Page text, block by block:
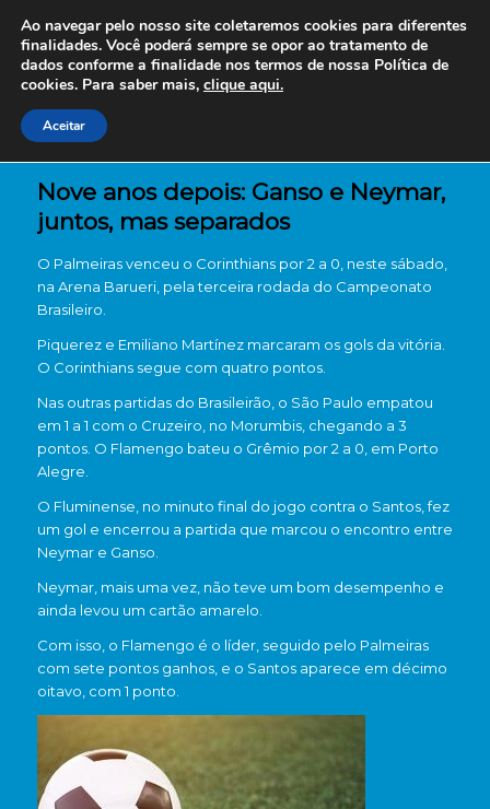
Nove anos depois: Ganso e Neymar,
juntos, mas separados
O Palmeiras venceu o Corinthians por 2 a 0, neste sábado,
na Arena Barueri, pela terceira rodada do Campeonato
Brasileiro.
Piquerez e Emiliano Martínez marcaram os gols da vitória.
O Corinthians segue com quatro pontos.
Nas outras partidas do Brasileirão, o São Paulo empatou
em 1 a 1 com o Cruzeiro, no Morumbis, chegando a 3
pontos. O Flamengo bateu o Grêmio por 2 a 0, em Porto
Alegre.
O Fluminense, no minuto final do jogo contra o Santos, fez
um gol e encerrou a partida que marcou o encontro entre
Neymar e Ganso.
Neymar, mais uma vez, não teve um bom desempenho e
ainda levou um cartão amarelo.
Com isso, o Flamengo é o líder, seguido pelo Palmeiras
com sete pontos ganhos, e o Santos aparece em décimo
oitavo, com 1 ponto.
Ao navegar pelo nosso site coletaremos cookies para diferentes
finalidades. Você poderá sempre se opor ao tratamento de
dados conforme a finalidade nos termos de nossa Política de
cookies. Para saber mais, clique aqui.
Aceitar